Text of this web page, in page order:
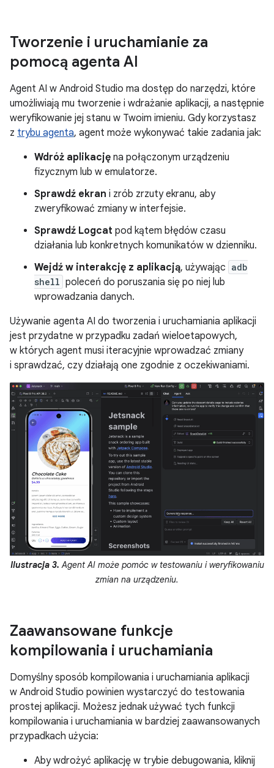
Tworzenie i uruchamianie za
pomocą agenta AI
Agent AI w Android Studio ma dostęp do narzędzi, które
umożliwiają mu tworzenie i wdrażanie aplikacji, a następnie
weryfikowanie jej stanu w Twoim imieniu. Gdy korzystasz
z trybu agenta, agent może wykonywać takie zadania jak:
Wdróż aplikację na połączonym urządzeniu
fizycznym lub w emulatorze.
Sprawdź ekran i zrób zrzuty ekranu, aby
zweryfikować zmiany w interfejsie.
Sprawdź Logcat pod kątem błędów czasu
działania lub konkretnych komunikatów w dzienniku.
Wejdź w interakcję z aplikacją, używając adb
shell poleceń do poruszania się po niej lub
wprowadzania danych.
Używanie agenta AI do tworzenia i uruchamiania aplikacji
jest przydatne w przypadku zadań wieloetapowych,
w których agent musi iteracyjnie wprowadzać zmiany
i sprawdzać, czy działają one zgodnie z oczekiwaniami.
Ilustracja 3. Agent AI może pomóc w testowaniu i weryfikowaniu
zmian na urządzeniu.
Zaawansowane funkcje
kompilowania i uruchamiania
Domyślny sposób kompilowania i uruchamiania aplikacji
w Android Studio powinien wystarczyć do testowania
prostej aplikacji. Możesz jednak używać tych funkcji
kompilowania i uruchamiania w bardziej zaawansowanych
przypadkach użycia:
Aby wdrożyć aplikację w trybie debugowania, kliknij